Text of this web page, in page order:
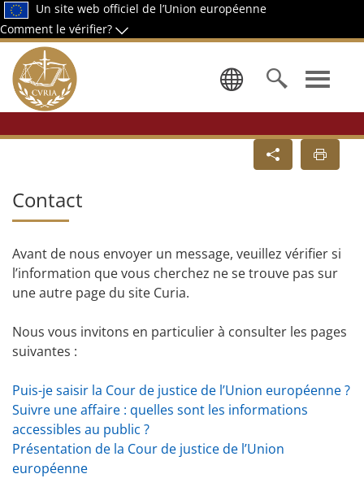
Un site web officiel de l’Union européenne
Comment le vérifier?
Contact
Avant de nous envoyer un message, veuillez vérifier si
l’information que vous cherchez ne se trouve pas sur
une autre page du site Curia.
Nous vous invitons en particulier à consulter les pages
suivantes :
Puis-je saisir la Cour de justice de l’Union européenne ?
Suivre une affaire : quelles sont les informations
accessibles au public ?
Présentation de la Cour de justice de l’Union
européenne